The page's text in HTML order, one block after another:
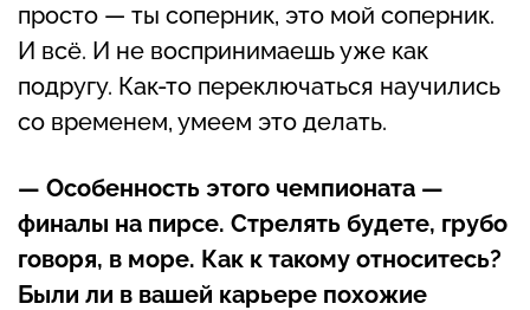
просто — ты соперник, это мой соперник.
И всё. И не воспринимаешь уже как
подругу. Как-то переключаться научились
со временем, умеем это делать.
— Особенность этого чемпионата —
финалы на пирсе. Стрелять будете, грубо
говоря, в море. Как к такому относитесь?
Были ли в вашей карьере похожие